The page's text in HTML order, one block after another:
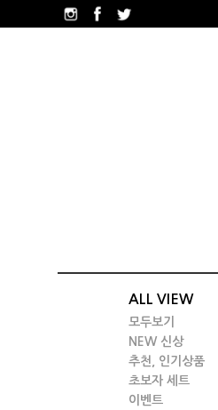
ALL VIEW
모두보기
NEW 신상
추천, 인기상품
초보자 세트
이벤트